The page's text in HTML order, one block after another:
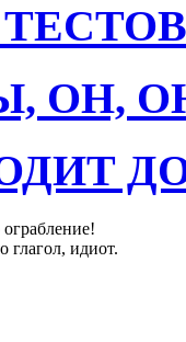
ОН,
глагол, идиот.